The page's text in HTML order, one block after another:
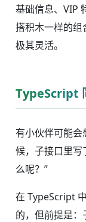
基础信息、VIP
搭积木一样的
极其灵活。
TypeScript
有小伙伴可能会
候，子接口里
么呢？”
在 TypeScript
的，但前提是